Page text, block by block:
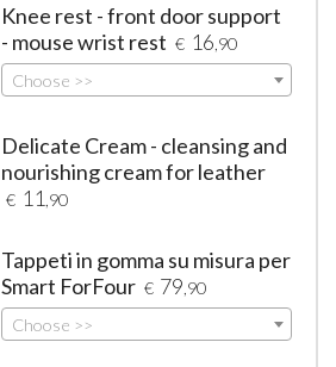
Knee rest - front door support
- mouse wrist rest € 16 ,90
Choose >>
Delicate Cream - cleansing and
nourishing cream for leather
€ 11 ,90
Tappeti in gomma su misura per
Smart ForFour € 79 ,90
Choose >>